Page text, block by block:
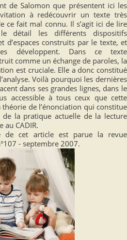
de Salomon que présentent ici les
à redécouvrir un texte très
ce fait mal connu. Il s’agit ici de lire
détail les différents dispositifs
d’espaces construits par le texte, et
développent. Dans ce texte
comme un échange de paroles, la
est cruciale. Elle a donc constitué
Voilà pourquoi les dernières
dans ses grandes lignes, dans le
accessible à tous ceux que cette
de l’énonciation qui constitue
la pratique actuelle de la lecture
au CADIR.
de cet article est parue la revue
- septembre 2007.